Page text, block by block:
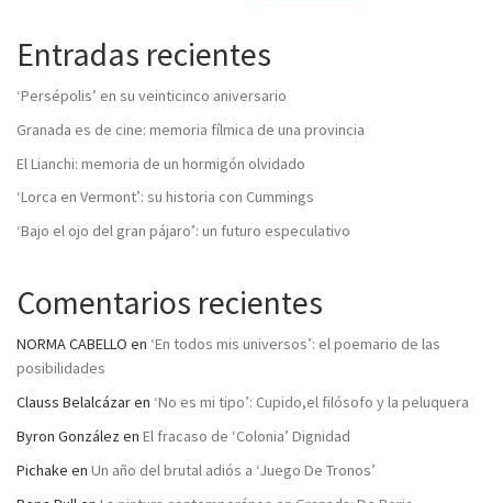
Entradas recientes
‘Persépolis’ en su veinticinco aniversario
Granada es de cine: memoria fílmica de una provincia
El Lianchi: memoria de un hormigón olvidado
‘Lorca en Vermont’: su historia con Cummings
‘Bajo el ojo del gran pájaro’: un futuro especulativo
Comentarios recientes
NORMA CABELLO en ‘En todos mis universos’: el poemario de las
posibilidades
Clauss Belalcázaren ‘No es mi tipo’: Cupido,el filósofo y la peluquera
Byron González en El fracaso de ‘Colonia’ Dignidad
Pichake en Un año del brutal adiós a ‘Juego De Tronos’